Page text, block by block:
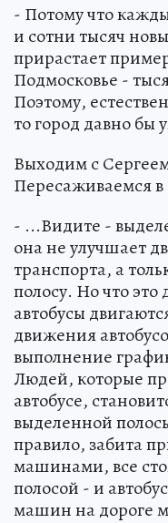
- Потому что
и сотни тысяч
прирастает
Подмосковье -
Поэтому,
то город давно бы
Выходим с
Пересаживаемся в
- ...Видите -
она не улучшает
транспорта, а
полосу. Но что это
автобусы
движения
выполнение
Людей, которые
автобусе,
выделенной
правило, забита
машинами, все
полосой - и
машин на дороге